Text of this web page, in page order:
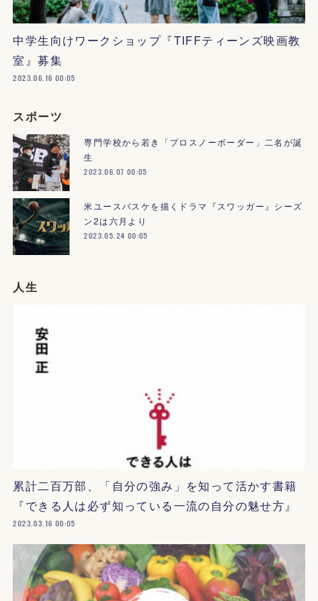
中学生向けワークショップ『TIFFティーンズ映画教
室』募集
2023.06.16 00:05
スポーツ
専門学校から若き「プロスノーボーダー」二名が誕
生
2023.06.07 00:05
米ユースバスケを描くドラマ『スワッガー』シーズ
ン2は六月より
2023.05.24 00:05
人生
累計二百万部、「自分の強み」を知って活かす書籍
『できる人は必ず知っている一流の自分の魅せ方』
2023.03.16 00:05